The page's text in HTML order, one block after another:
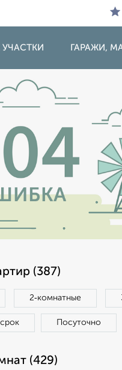
ГАРАЖИ,
(387)
2‑комнатные
Посуточно
(429)